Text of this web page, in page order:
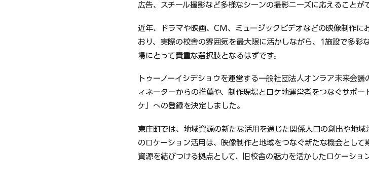
広告、スチール撮影など多様なシーンの撮影ニーズに応えることが
近年、ドラマや映画、CM、ミュージックビデオなどの映像制作に
おり、実際の校舎の雰囲気を最大限に活かしながら、1施設で多彩
場にとって貴重な選択肢となるはずです。
トゥーノーイシデショウを運営する一般社団法人オンラア未来会
ィネーターからの推薦や、制作現場とロケ地運営者をつなぐサポ
ケ」への登録を決定しました。
東庄町では、地域資源の新たな活用を通じた関係人口の創出や地
のロケーション活用は、映像制作と地域をつなぐ新たな機会とし
資源を結びつける拠点として、旧校舎の魅力を活かしたロケーショ